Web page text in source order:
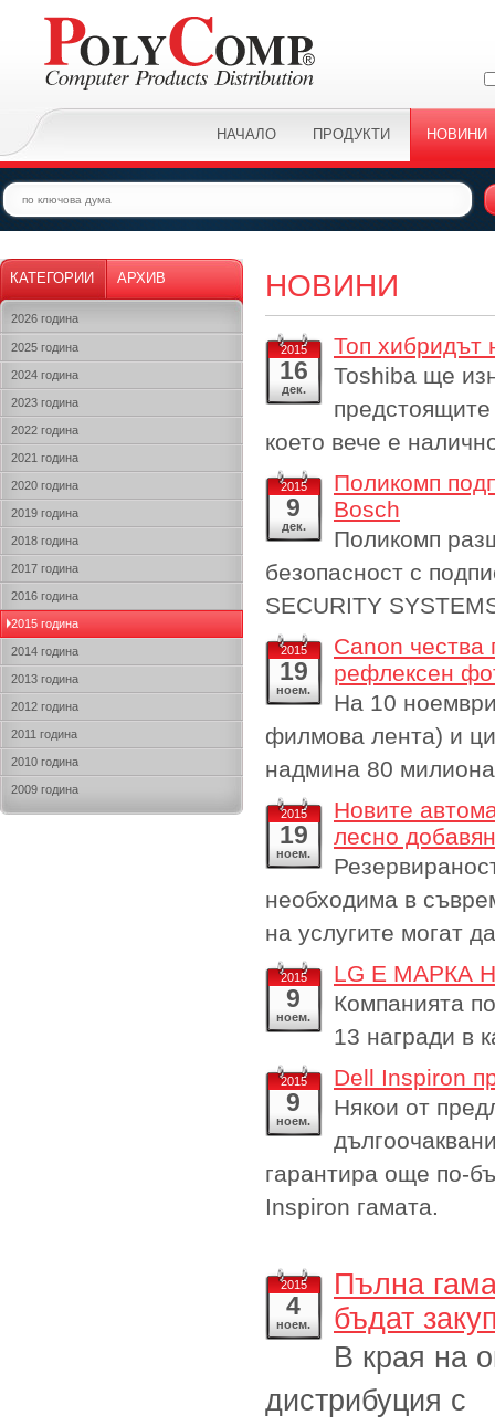
НАЧАЛО ПРОДУКТИ НОВИНИ
КАТЕГОРИИ АРХИВ
2026 година
2025 година
2024 година
2023 година
2022 година
2021 година
2020 година
2019 година
2018 година
2017 година
2016 година
2015 година
2014 година
2013 година
2012 година
2011 година
2010 година
2009 година
НОВИНИ
2015
16
дек.
Топ хибридът
Toshiba ще
което вече е
2015
9
дек.
Поликомп
Bosch
Поликомп
безопасност с
SECURITY
2015
19
ноем.
Canon чества
рефлексен
На 10
филмова лента) и
надмина 80
2015
19
ноем.
Новите
лесно
необходима в
на услугите могат
2015
9
ноем.
LG Е МАРКА
Компанията
13 награди в
2015
9
ноем.
Dell Inspiron
Някои от
гарантира още по-
Inspiron гамата.
2015
4
ноем.
Пълна
бъдат
В края на
дистрибуция с